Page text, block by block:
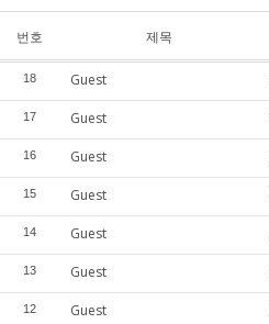
번호 제목
18 Guest
17 Guest
16 Guest
15 Guest
14 Guest
13 Guest
12 Guest